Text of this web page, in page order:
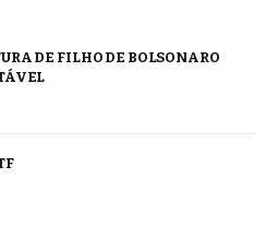
DE FILHO DE BOLSONARO